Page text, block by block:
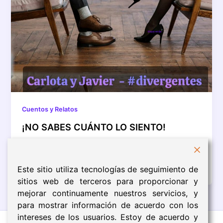
Cuentos y Relatos
¡NO SABES CUÁNTO LO SIENTO!
dormitorio repite […]
Este sitio utiliza tecnologías de seguimiento de
sitios web de terceros para proporcionar y
mejorar continuamente nuestros servicios, y
para mostrar información de acuerdo con los
intereses de los usuarios. Estoy de acuerdo y